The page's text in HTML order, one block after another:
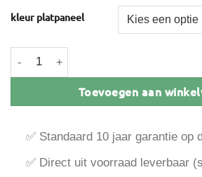
kleur platpaneel
Milexx volschuim platpaneel aantal
Toevoegen aan
✅ Standaard 10 jaar garantie op
✅ Direct uit voorraad leverbaar